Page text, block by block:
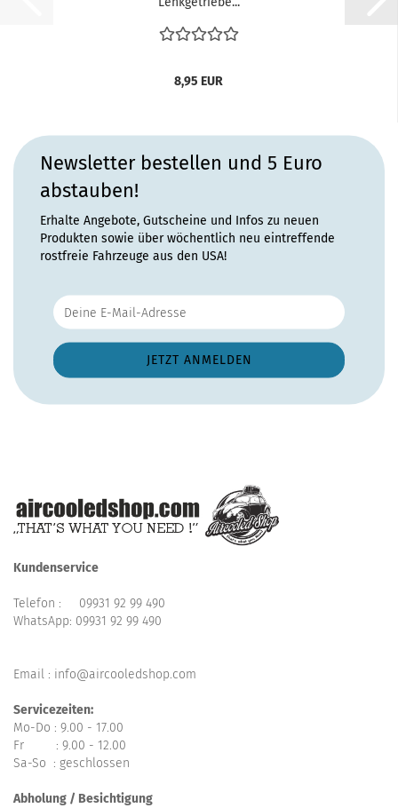
8,95 EUR
Newsletter bestellen und 5 Euro
abstauben!
Erhalte Angebote, Gutscheine und Infos zu neuen
Produkten sowie über wöchentlich neu eintreffende
rostfreie Fahrzeuge aus den USA!
Kundenservice
Telefon : 09931 92 99 490
WhatsApp: 09931 92 99 490
Email : info@aircooledshop.com
Servicezeiten:
Mo-Do : 9.00 - 17.00
Fr : 9.00 - 12.00
Sa-So : geschlossen
Abholung / Besichtigung